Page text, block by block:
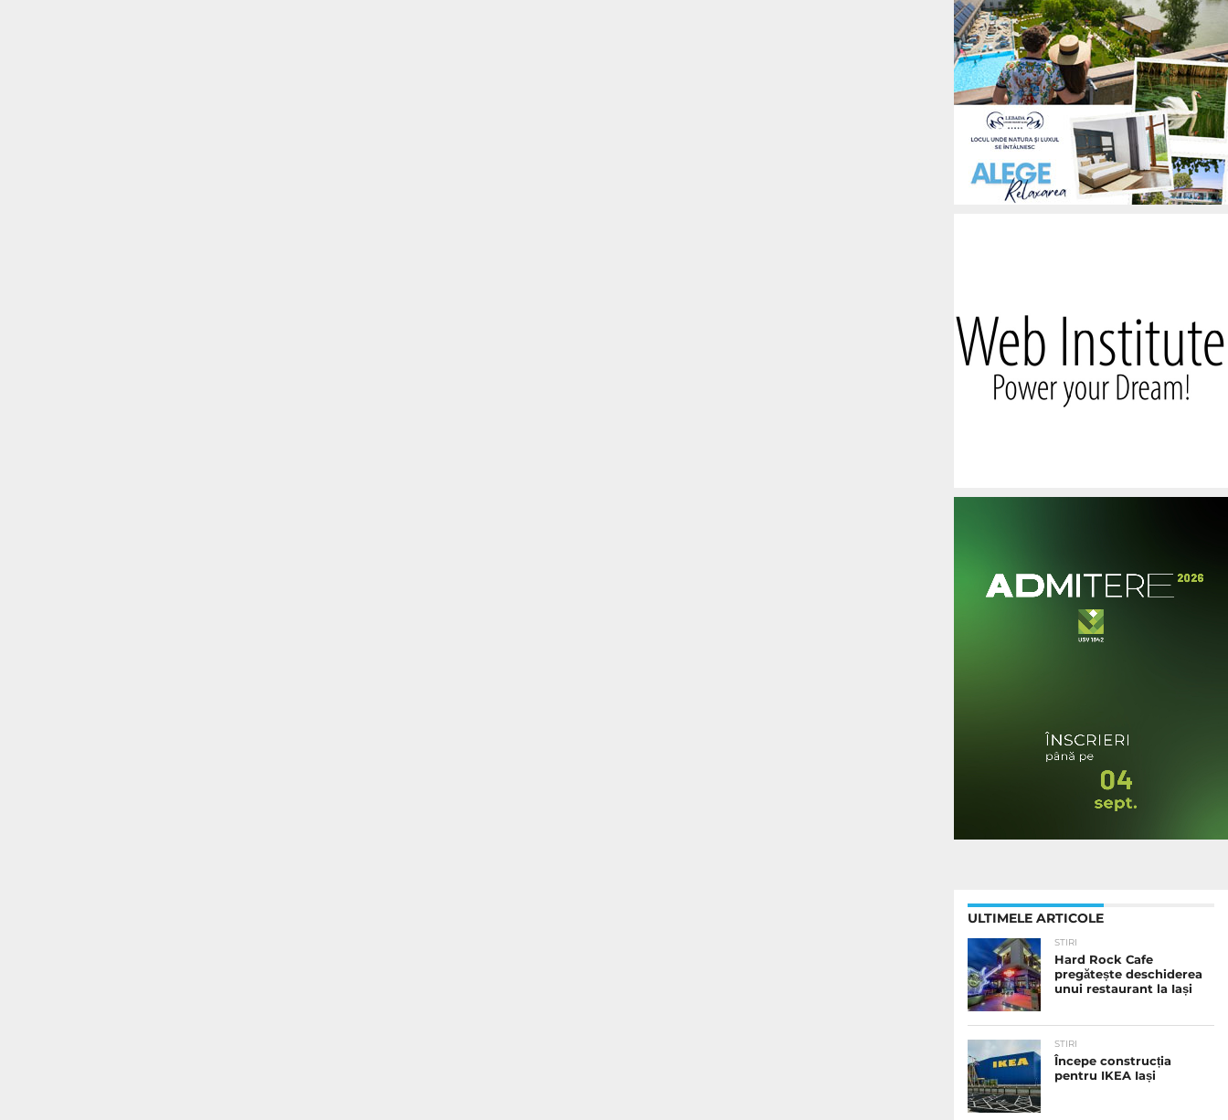
ULTIMELE ARTICOLE
STIRI
Hard Rock Cafe
pregătește deschiderea
unui restaurant la Iași
STIRI
Începe construcția
pentru IKEA Iași